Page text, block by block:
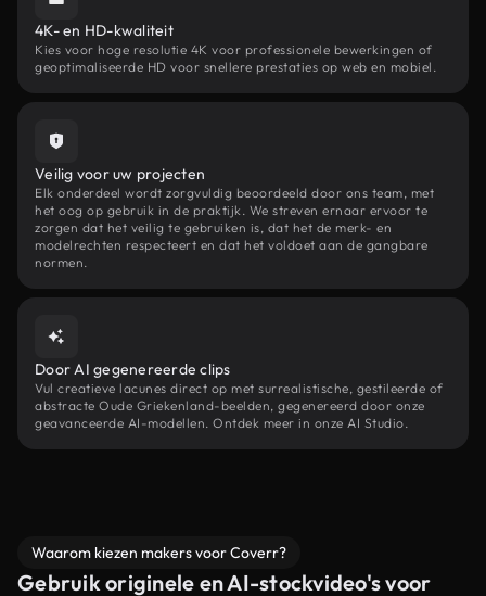
4K- en HD-kwaliteit
Kies voor hoge resolutie 4K voor professionele bewerkingen of
geoptimaliseerde HD voor snellere prestaties op web en mobiel.
Veilig voor uw projecten
Elk onderdeel wordt zorgvuldig beoordeeld door ons team, met
het oog op gebruik in de praktijk. We streven ernaar ervoor te
zorgen dat het veilig te gebruiken is, dat het de merk- en
modelrechten respecteert en dat het voldoet aan de gangbare
normen.
Door AI gegenereerde clips
Vul creatieve lacunes direct op met surrealistische, gestileerde of
abstracte Oude Griekenland-beelden, gegenereerd door onze
geavanceerde AI-modellen. Ontdek meer in onze AI Studio.
Waarom kiezen makers voor Coverr?
Gebruik originele en AI-stockvideo's voor